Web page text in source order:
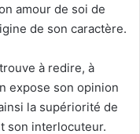
amour de soi de
de son caractère.
à redire, à
expose son opinion
la supériorité de
son interlocuteur.